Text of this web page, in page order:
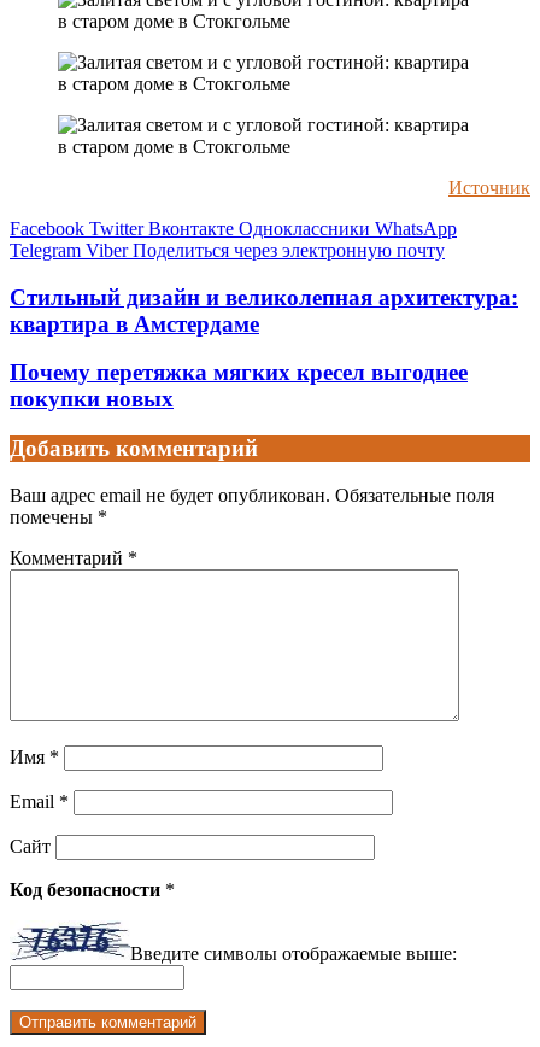
Источник
Facebook Twitter Вконтакте Одноклассники WhatsApp
Telegram Viber Поделиться через электронную почту
Стильный дизайн и великолепная архитектура:
квартира в Амстердаме
Почему перетяжка мягких кресел выгоднее
покупки новых
Добавить комментарий
Ваш адрес email не будет опубликован. Обязательные поля
помечены *
Комментарий *
Имя *
Email *
Сайт
Код безопасности *
Введите символы отображаемые выше: